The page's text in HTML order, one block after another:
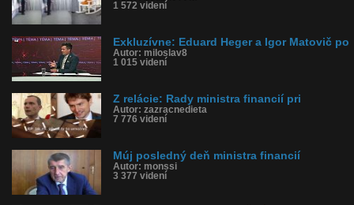
1 572 videní
Exkluzívne: Eduard Heger a Igor Matovič po
Autor: miloslav8
1 015 videní
Z relácie: Rady ministra financií pri
Autor: zazracnedieta
7 776 videní
Múj posledný deň ministra financií
Autor: monssi
3 377 videní